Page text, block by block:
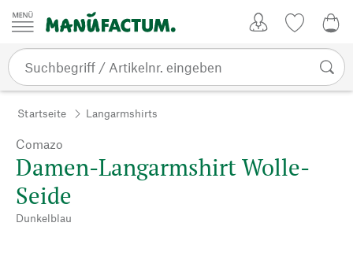
Zum Inhalt springen
Startseite Langarmshirts
Comazo
Damen-Langarmshirt Wolle-
Seide
Dunkelblau